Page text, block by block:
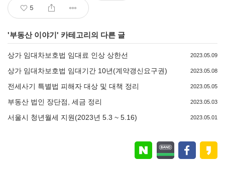
5
'부동산 이야기' 카테고리의 다른 글
상가 임대차보호법 임대료 인상 상한선 2023.05.09
상가 임대차보호법 임대기간 10년(계약갱신요구권) 2023.05.08
전세사기 특별법 피해자 대상 및 대책 정리 2023.05.05
부동산 법인 장단점, 세금 정리 2023.05.03
서울시 청년월세 지원(2023년 5.3 ~ 5.16) 2023.05.01